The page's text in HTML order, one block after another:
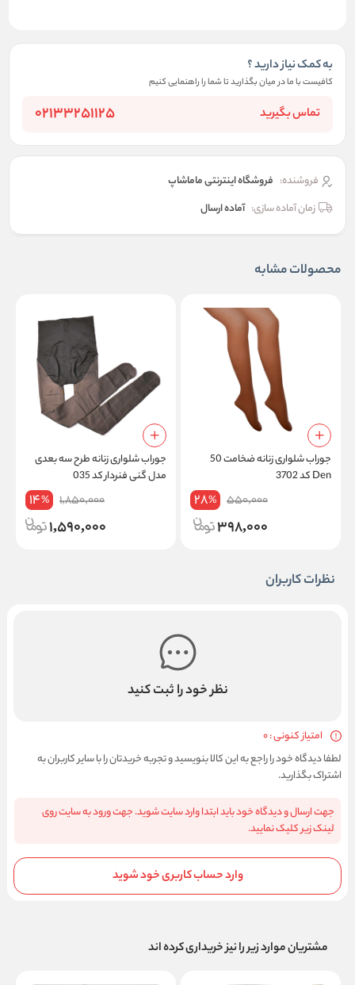
به کمک نیاز دارید ؟
کافیست با ما در میان بگذارید تا شما را راهنمایی کنیم
تماس بگیرید 02133251125
فروشنده: فروشگاه اینترنتی ماماشاپ
زمان آماده سازی: آماده ارسال
محصولات مشابه
جوراب شلواری زنانه ضخامت 50
Den کد 3702
550,000
28%
398,000
جوراب شلواری زنانه طرح سه بعدی
مدل گنی فنردار کد 035
1,850,000
14%
1,590,000
نظرات کاربران
نظر خود را ثبت کنید
امتیاز کنونی : 0
لطفا دیدگاه خود را راجع به این کالا بنویسید و تجربه خریدتان را با سایر کاربران به
اشتراک بگذارید.
جهت ارسال و دیدگاه خود باید ابتدا وارد سایت شوید. جهت ورود به سایت روی
لینک زیر کلیک نمایید.
وارد حساب کاربری خود شوید
مشتریان موارد زیر را نیز خریداری کرده اند